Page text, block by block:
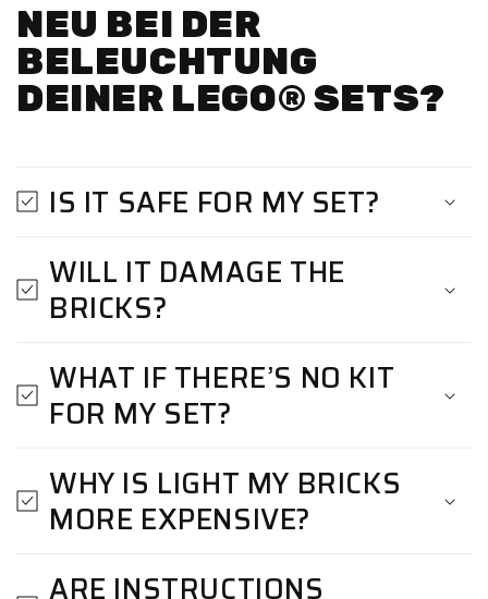
NEU BEI DER
BELEUCHTUNG
DEINER LEGO® SETS?
IS IT SAFE FOR MY SET?
WILL IT DAMAGE THE
BRICKS?
WHAT IF THERE’S NO KIT
FOR MY SET?
WHY IS LIGHT MY BRICKS
MORE EXPENSIVE?
ARE INSTRUCTIONS